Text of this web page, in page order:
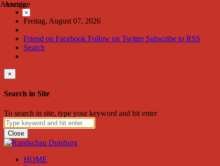
Freitag, August 07, 2026
Friend on Facebook Follow on Twitter Subscribe to RSS
Search
×
Search in Site
To search in site, type your keyword and hit enter
Close
HOME
Anzeige
×
Anzeige